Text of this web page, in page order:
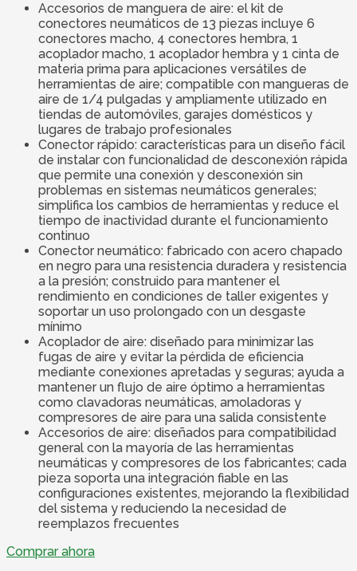
Accesorios de manguera de aire: el kit de
conectores neumáticos de 13 piezas incluye 6
conectores macho, 4 conectores hembra, 1
acoplador macho, 1 acoplador hembra y 1 cinta de
materia prima para aplicaciones versátiles de
herramientas de aire; compatible con mangueras de
aire de 1/4 pulgadas y ampliamente utilizado en
tiendas de automóviles, garajes domésticos y
lugares de trabajo profesionales
Conector rápido: características para un diseño fácil
de instalar con funcionalidad de desconexión rápida
que permite una conexión y desconexión sin
problemas en sistemas neumáticos generales;
simplifica los cambios de herramientas y reduce el
tiempo de inactividad durante el funcionamiento
continuo
Conector neumático: fabricado con acero chapado
en negro para una resistencia duradera y resistencia
a la presión; construido para mantener el
rendimiento en condiciones de taller exigentes y
soportar un uso prolongado con un desgaste
mínimo
Acoplador de aire: diseñado para minimizar las
fugas de aire y evitar la pérdida de eficiencia
mediante conexiones apretadas y seguras; ayuda a
mantener un flujo de aire óptimo a herramientas
como clavadoras neumáticas, amoladoras y
compresores de aire para una salida consistente
Accesorios de aire: diseñados para compatibilidad
general con la mayoría de las herramientas
neumáticas y compresores de los fabricantes; cada
pieza soporta una integración fiable en las
configuraciones existentes, mejorando la flexibilidad
del sistema y reduciendo la necesidad de
reemplazos frecuentes
Comprar ahora